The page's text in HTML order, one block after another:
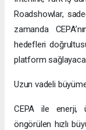
Roadshowlar,
zamanda
hedefleri
platform
Uzun vadeli
CEPA ile enerji,
öngörülen hızlı